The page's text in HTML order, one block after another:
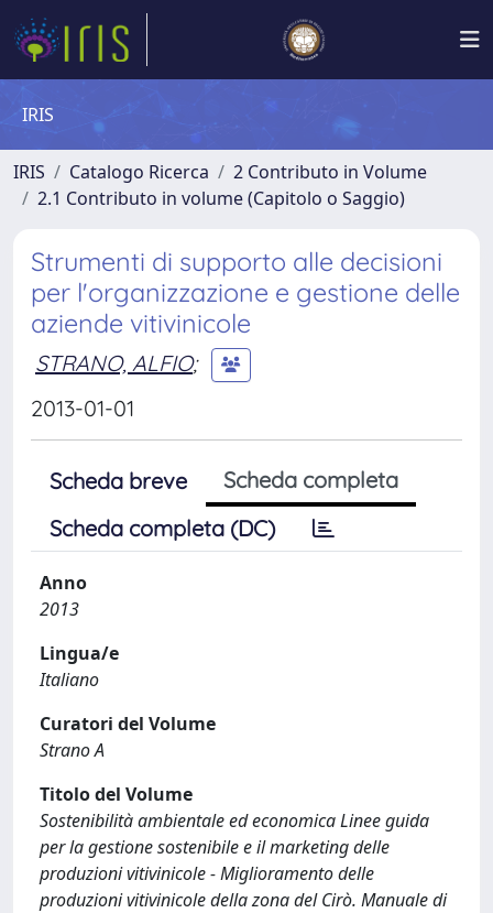
IRIS
IRIS Catalogo Ricerca
2 Contributo in Volume
2.1 Contributo in volume (Capitolo o Saggio)
Strumenti di supporto alle decisioni
per l'organizzazione e gestione delle
aziende vitivinicole
STRANO, ALFIO;
2013-01-01
Scheda breve
Scheda completa
Scheda completa (DC)
Anno
2013
Lingua/e
Italiano
Curatori del Volume
Strano A
Titolo del Volume
Sostenibilità ambientale ed economica Linee guida
per la gestione sostenibile e il marketing delle
produzioni vitivinicole - Miglioramento delle
produzioni vitivinicole della zona del Cirò. Manuale di